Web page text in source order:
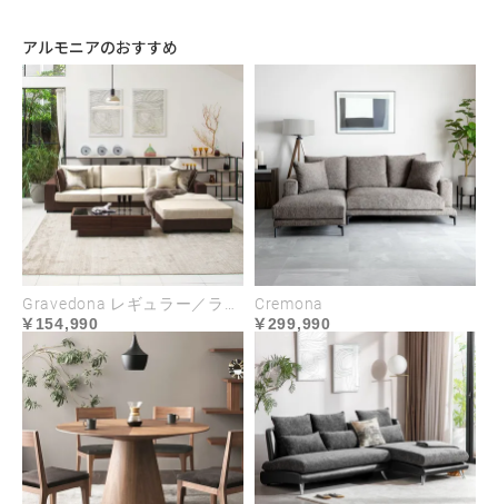
アルモニアのおすすめ
154,990
Cremona
299,990